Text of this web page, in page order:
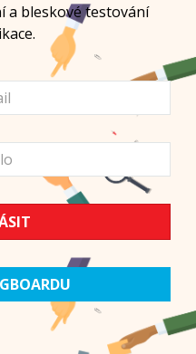
a bleskové testování